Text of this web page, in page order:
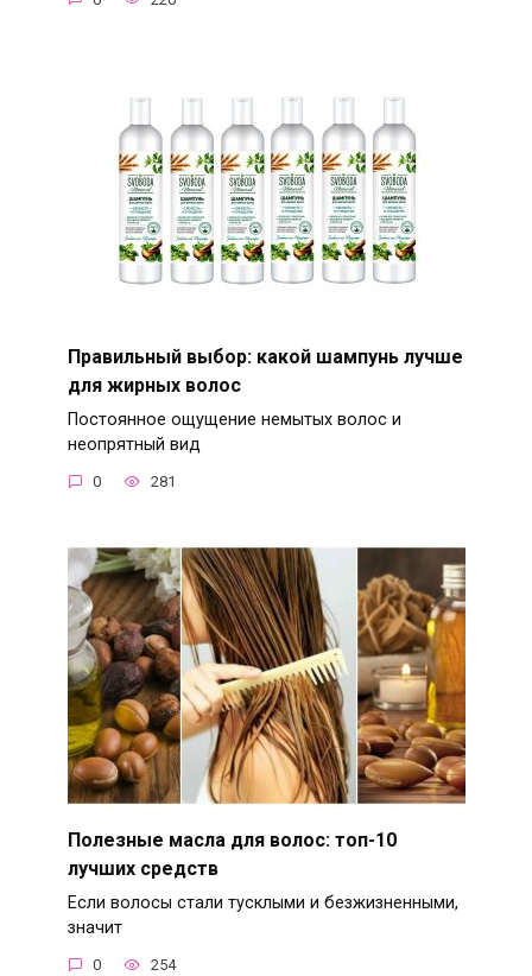
Правильный выбор: какой шампунь лучше
для жирных волос
Постоянное ощущение немытых волос и
неопрятный вид
0 281
Полезные масла для волос: топ-10
лучших средств
Если волосы стали тусклыми и безжизненными,
значит
0 254